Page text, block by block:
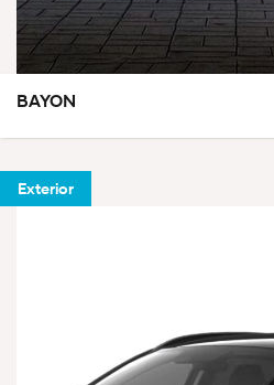
BAYON
Exterior